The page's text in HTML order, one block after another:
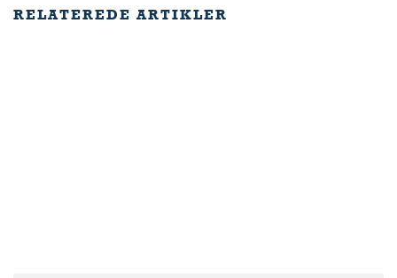
RELATEREDE ARTIKLER